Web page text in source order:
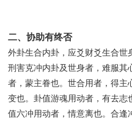
二、协助有终否
外卦生合内卦，应爻财爻生合世
刑害克冲内卦及世身者，难服其
者，蒙主眷也。世合用者，得
变也。卦值游魂用动者，有去
值六冲用动者，情意离也。合